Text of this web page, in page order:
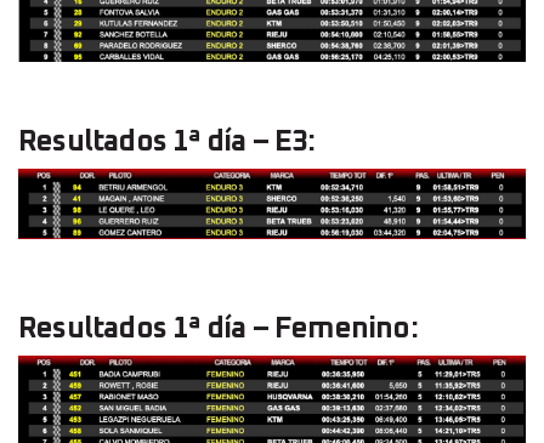
Resultados 1ª día – E3:
Resultados 1ª día – Femenino: